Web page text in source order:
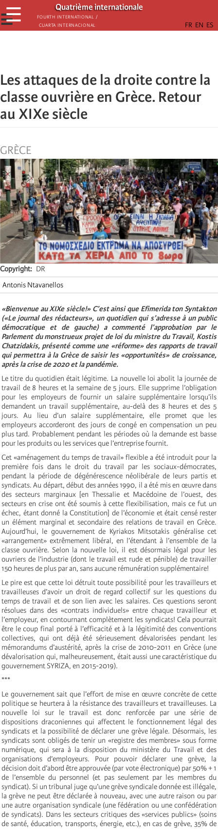
Aller
au
contenu
Quatrième internationale
Fourth International /
Cuarta Internacional
☰
☰
Les attaques de la droite contre la
classe ouvrière en Grèce. Retour
au XIXe siècle
GRÈCE
Copyright
DR
Antonis Ntavanellos
«Bienvenue au XIXe siècle!» C’est ainsi que Efimerida ton Syntakton
(«Le journal des rédacteurs», un quotidien qui s’adresse à un public
démocratique et de gauche) a commenté l’approbation par le
Parlement du monstrueux projet de loi du ministre du Travail, Kostis
Chatzidakis, présenté comme une «réforme» des rapports de travail
qui permettra à la Grèce de saisir les «opportunités» de croissance,
après la crise de 2020 et la pandémie.
Le titre du quotidien était légitime. La nouvelle loi abolit la journée de
travail de 8 heures et la semaine de 5 jours. Elle supprime l’obligation
pour les employeurs de fournir un salaire supplémentaire lorsqu’ils
demandent un travail supplémentaire, au-delà des 8 heures et des 5
jours. Au lieu d’un salaire supplémentaire, elle promet que les
employeurs accorderont des jours de congé en compensation un peu
plus tard. Probablement pendant les périodes où la demande est basse
pour les produits ou les services que l’entreprise fournit.
Cet «aménagement du temps de travail» flexible a été introduit pour la
première fois dans le droit du travail par les sociaux-démocrates,
pendant la période de dégénérescence néolibérale de leurs partis et
syndicats. Au départ, début des années 1990, il a été mis en œuvre dans
des secteurs marginaux [en Thessalie et Macédoine de l’ouest, des
secteurs en crise ont été soumis à cette flexibilisation, mais ce fut un
échec, étant donné la Constitution] de l’économie et était censé rester
un élément marginal et secondaire des relations de travail en Grèce.
Aujourd’hui, le gouvernement de Kyriakos Mitsotakis généralise cet
«arrangement» extrêmement libéral, en l’étendant à l’ensemble de la
classe ouvrière. Selon la nouvelle loi, il est désormais légal pour les
ouvriers de l’industrie (dont le travail est rude et pénible) de travailler
150 heures de plus par an, sans aucune rémunération supplémentaire!
Le pire est que cette loi détruit toute possibilité pour les travailleurs et
travailleuses d’avoir un droit de regard collectif sur les questions du
temps de travail et de son lien avec les salaires. Ces questions seront
résolues dans des «contrats individuels» entre chaque travailleur et
l’employeur, en contournant complètement les syndicats! Cela pourrait
être le coup final porté à l’efficacité et à la légitimité des conventions
collectives, qui ont déjà été sérieusement dévalorisées pendant les
mémorandums d’austérité, après la crise de 2010-2011 en Grèce (une
dévalorisation qui, malheureusement, était aussi une caractéristique du
gouvernement SYRIZA, en 2015-2019).
***
Le gouvernement sait que l’effort de mise en œuvre concrète de cette
politique se heurtera à la résistance des travailleurs et travailleuses. La
nouvelle loi sur le travail est donc renforcée par une série de
dispositions draconiennes qui affectent le fonctionnement légal des
syndicats et la possibilité de déclarer une grève légale. Désormais, les
syndicats sont obligés de tenir un «registre des membres» sous forme
numérique, qui sera à la disposition du ministère du Travail et des
organisations d’employeurs. Pour pouvoir déclarer une grève, la
décision doit d’abord être approuvée (par vote électronique) par 50% + 1
de l’ensemble du personnel (et pas seulement par les membres du
syndicat). Si un tribunal juge qu’une grève syndicale donnée est illégale,
la grève ne peut être déclarée à nouveau, avec une autre raison ou par
une autre organisation syndicale (une fédération ou une confédération
de syndicats). Dans les secteurs critiques des «services publics» (soins
de santé, éducation, transports, énergie, etc.), en cas de grève, 35% de